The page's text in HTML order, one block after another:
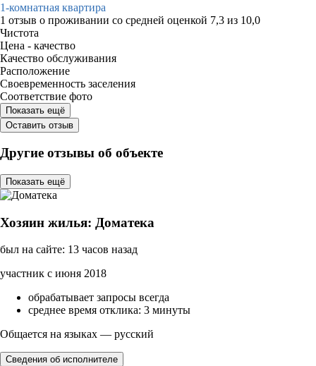
1-комнатная квартира
1 отзыв о проживании со средней оценкой 7,3 из 10,0
Чистота
Цена - качество
Качество обслуживания
Расположение
Своевременность заселения
Соответствие фото
Показать ещё
Оставить отзыв
Другие отзывы об объекте
Показать ещё
Хозяин жилья: Доматека
был на сайте: 13 часов назад
участник с июня 2018
обрабатывает запросы всегда
среднее время отклика: 3 минуты
Общается на языках — русский
Сведения об исполнителе